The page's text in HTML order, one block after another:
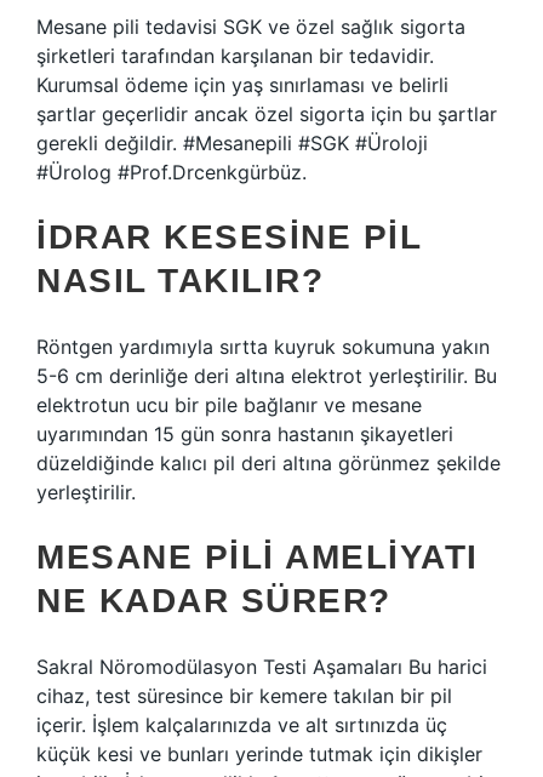
Mesane pili tedavisi SGK ve özel sağlık sigorta
şirketleri tarafından karşılanan bir tedavidir.
Kurumsal ödeme için yaş sınırlaması ve belirli
şartlar geçerlidir ancak özel sigorta için bu şartlar
gerekli değildir. #Mesanepili #SGK #Üroloji
#Ürolog #Prof.Drcenkgürbüz.
İDRAR KESESINE PIL
NASIL TAKILIR?
Röntgen yardımıyla sırtta kuyruk sokumuna yakın
5-6 cm derinliğe deri altına elektrot yerleştirilir. Bu
elektrotun ucu bir pile bağlanır ve mesane
uyarımından 15 gün sonra hastanın şikayetleri
düzeldiğinde kalıcı pil deri altına görünmez şekilde
yerleştirilir.
MESANE PILI AMELIYATI
NE KADAR SÜRER?
Sakral Nöromodülasyon Testi Aşamaları Bu harici
cihaz, test süresince bir kemere takılan bir pil
içerir. İşlem kalçalarınızda ve alt sırtınızda üç
küçük kesi ve bunları yerinde tutmak için dikişler